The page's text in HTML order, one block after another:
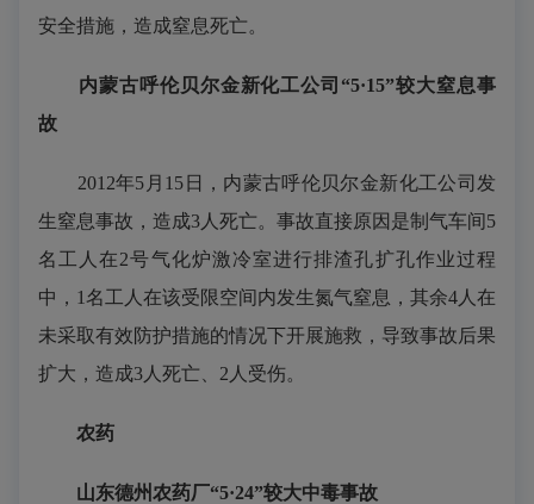
安全措施，造成窒息死亡。
内蒙古呼伦贝尔金新化工公司“5·15”较大窒息事
故
2012年5月15日，内蒙古呼伦贝尔金新化工公司发
生窒息事故，造成3人死亡。事故直接原因是制气车间5
名工人在2号气化炉激冷室进行排渣孔扩孔作业过程
中，1名工人在该受限空间内发生氮气窒息，其余4人在
未采取有效防护措施的情况下开展施救，导致事故后果
扩大，造成3人死亡、2人受伤。
农药
山东德州农药厂“5·24”较大中毒事故